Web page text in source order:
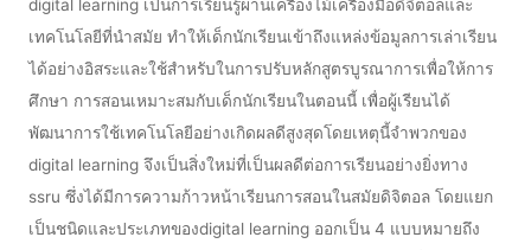
digital learning เป็นการเรียนรู้ผ่านเครื่องไม้เครื่องมือดิจิตอลและ
เทคโนโลยีที่นำสมัย ทำให้เด็กนักเรียนเข้าถึงแหล่งข้อมูลการเล่าเรียน
ได้อย่างอิสระและใช้สำหรับในการปรับหลักสูตรบูรณาการเพื่อให้การ
ศึกษา การสอนเหมาะสมกับเด็กนักเรียนในตอนนี้ เพื่อผู้เรียนได้
พัฒนาการใช้เทคโนโลยีอย่างเกิดผลดีสูงสุดโดยเหตุนี้จำพวกของ
digital learning จึงเป็นสิ่งใหม่ที่เป็นผลดีต่อการเรียนอย่างยิ่งทาง
ssru ซึ่งได้มีการความก้าวหน้าเรียนการสอนในสมัยดิจิตอล โดยแยก
เป็นชนิดและประเภทของdigital learning ออกเป็น 4 แบบหมายถึง